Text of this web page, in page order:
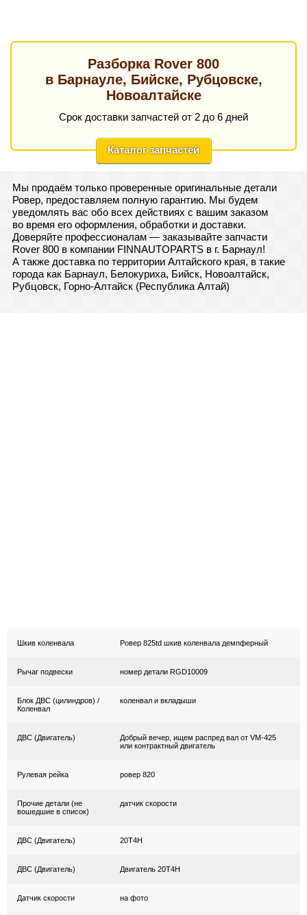
Разборка Rover 800
в Барнауле, Бийске, Рубцовске,
Новоалтайске
Срок доставки запчастей от 2 до 6 дней
Каталог запчастей
Мы продаём только проверенные оригинальные детали
Ровер, предоставляем полную гарантию. Мы будем
уведомлять вас обо всех действиях с вашим заказом
во время его оформления, обработки и доставки.
Доверяйте профессионалам — заказывайте запчасти
Rover 800 в компании FINNAUTOPARTS в г. Барнаул!
А также доставка по территории Алтайского края, в такие
города как Барнаул, Белокуриха, Бийск, Новоалтайск,
Рубцовск, Горно-Алтайск (Республика Алтай)
Шкив коленвала Ровер 825td шкив коленвала демпферный
Рычаг подвески номер детали RGD10009
Блок ДВС (цилиндров) /
Коленвал
коленвал и вкладыши
ДВС (Двигатель)
Добрый вечер, ищем распред вал от VM-425
или контрактный двигатель
Рулевая рейка ровер 820
Прочие детали (не
вошедшие в список)
датчик скорости
ДВС (Двигатель) 20T4Н
ДВС (Двигатель) Двигатель 20T4Н
Датчик скорости на фото